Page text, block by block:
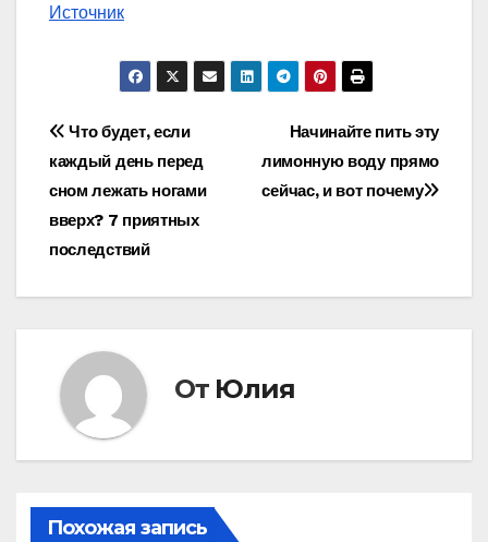
Источник
Навигация
по
записям
Начинайте пить эту
лимонную воду прямо
сейчас, и вот почему
Что будет, если
каждый день перед
сном лежать ногами
вверх? 7 приятных
последствий
От Юлия
Похожая запись